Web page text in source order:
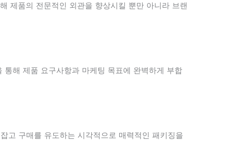
제품의 전문적인 외관을 향상시킬 뿐만 아니라 브랜
해 제품 요구사항과 마케팅 목표에 완벽하게 부합
고 구매를 유도하는 시각적으로 매력적인 패키징을